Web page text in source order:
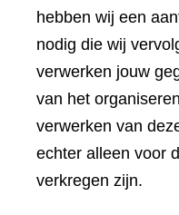
hebben wij een
nodig die wij
verwerken jouw
van het
verwerken van
echter alleen voor
verkregen zijn.